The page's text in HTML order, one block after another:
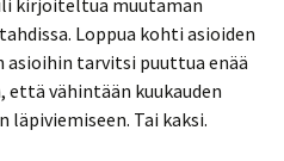
kirjoiteltua muutaman
Loppua kohti asioiden
tarvitsi puuttua enää
että vähintään kuukauden
Tai kaksi.